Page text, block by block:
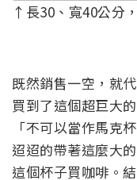
↑長30、寬40公分
既然銷售一空，就
買到了這個超巨大
「不可以當作馬克
迢迢的帶著這麼大
這個杯子買咖啡。